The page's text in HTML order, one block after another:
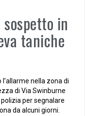
in
taniche
nella zona di
di Via Swinburne
per segnalare
da alcuni giorni.